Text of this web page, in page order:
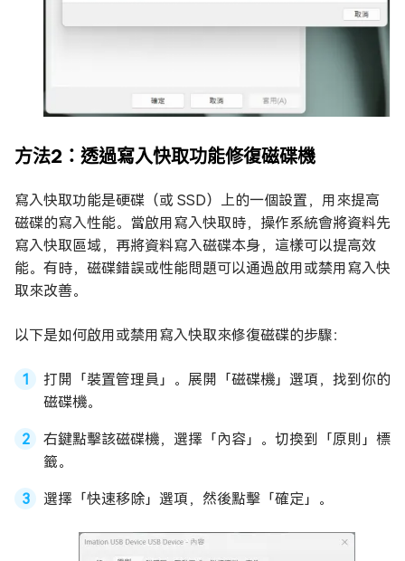
方法2：透過寫入快取功能修復磁碟機
寫入快取功能是硬碟（或 SSD）上的一個設置，用來提高
磁碟的寫入性能。當啟用寫入快取時，操作系統會將資料先
寫入快取區域，再將資料寫入磁碟本身，這樣可以提高效
能。有時，磁碟錯誤或性能問題可以通過啟用或禁用寫入快
取來改善。
以下是如何啟用或禁用寫入快取來修復磁碟的步驟：
打開「裝置管理員」。展開「磁碟機」選項，找到你的
磁碟機。
右鍵點擊該磁碟機，選擇「內容」。切換到「原則」標
籤。
選擇「快速移除」選項，然後點擊「確定」。